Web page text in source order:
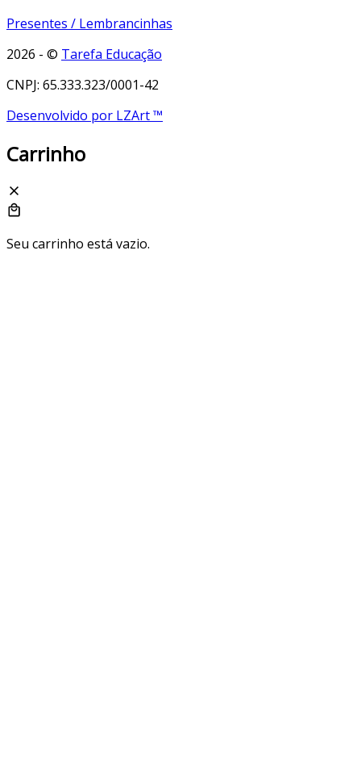
Presentes / Lembrancinhas
2026 - © Tarefa Educação
CNPJ: 65.333.323/0001-42
Desenvolvido por LZArt ™
Carrinho
Seu carrinho está vazio.